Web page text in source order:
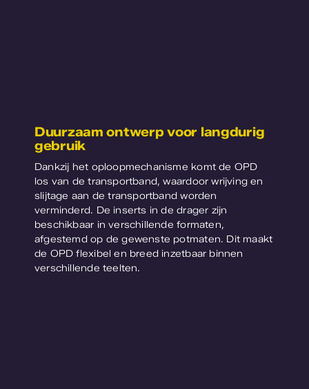
Duurzaam ontwerp voor langdurig
gebruik
Dankzij het oploopmechanisme komt de OPD
los van de transportband, waardoor wrijving en
slijtage aan de transportband worden
verminderd. De inserts in de drager zijn
beschikbaar in verschillende formaten,
afgestemd op de gewenste potmaten. Dit maakt
de OPD flexibel en breed inzetbaar binnen
verschillende teelten.